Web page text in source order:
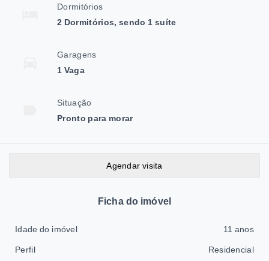
Dormitórios
2 Dormitórios, sendo 1 suíte
Garagens
1 Vaga
Situação
Pronto para morar
Agendar visita
Ficha do imóvel
Idade do imóvel 11 anos
Perfil Residencial